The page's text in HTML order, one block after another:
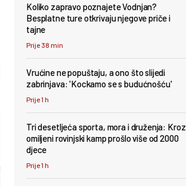
Koliko zapravo poznajete Vodnjan?
Besplatne ture otkrivaju njegove priče i
tajne
Prije 38 min
Vrućine ne popuštaju, a ono što slijedi
zabrinjava: 'Kockamo se s budućnošću'
Prije 1 h
Tri desetljeća sporta, mora i druženja: Kroz
omiljeni rovinjski kamp prošlo više od 2000
djece
Prije 1 h